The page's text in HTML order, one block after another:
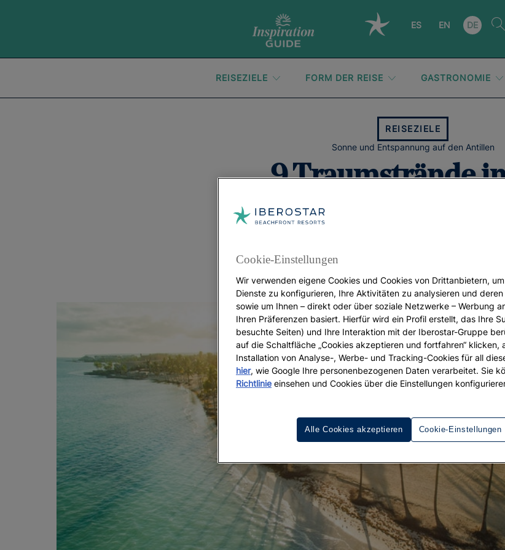
ES EN DE
REISEZIELE FORM DER REISE GASTRONOMIE
REISEZIELE
Sonne und Entspannung auf den Antillen
9 Traumstrände
Erleben Sie ein einzigartiges Erlebnis in den 5-
Iberostar
Cookie-Einstellungen
Wir verwenden eigene Cookies und Cookies von Drittanbietern,
Dienste zu konfigurieren, Ihre Aktivitäten zu analysieren und
sowie um Ihnen – direkt oder über soziale Netzwerke – Werbung
Ihren Präferenzen basiert. Hierfür wird ein Profil erstellt, das Ihre
besuchte Seiten) und Ihre Interaktion mit der Iberostar-Gruppe
auf die Schaltfläche „Cookies akzeptieren und fortfahren“ klicken,
Installation von Analyse-, Werbe- und Tracking-Cookies für all
hier, wie Google Ihre personenbezogenen Daten verarbeitet. Sie
Richtlinie einsehen und Cookies über die Einstellungen
Cookie-Einstellungen
Alle Cookies akzeptieren